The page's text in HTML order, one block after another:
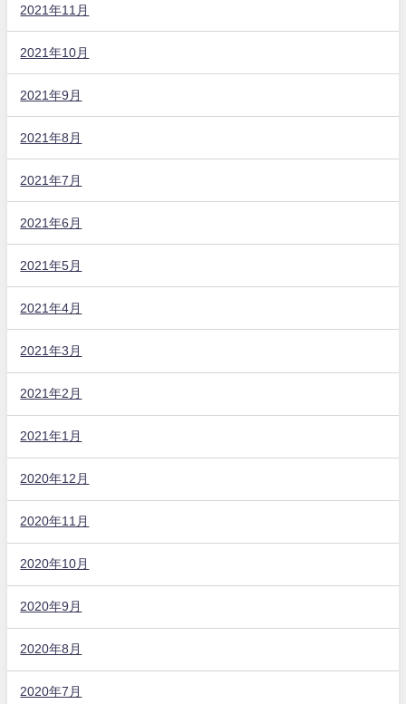
2021年11月
2021年10月
2021年9月
2021年8月
2021年7月
2021年6月
2021年5月
2021年4月
2021年3月
2021年2月
2021年1月
2020年12月
2020年11月
2020年10月
2020年9月
2020年8月
2020年7月